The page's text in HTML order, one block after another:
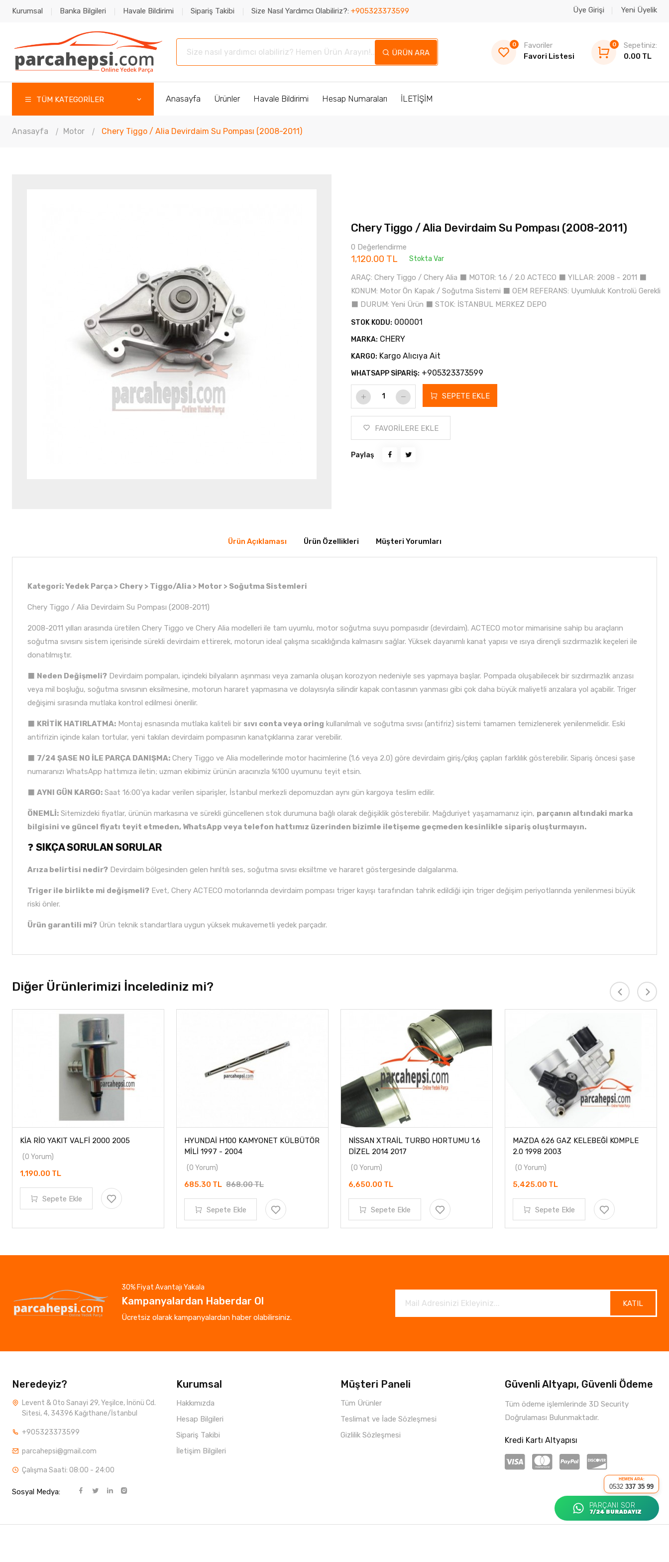
HEMEN ARA:
0532 337 35 99
PARÇANI SOR
7/24 BURADAYIZ
Kurumsal Banka Bilgileri Havale Bildirimi Sipariş Takibi Size Nasıl Yardımcı Olabiliriz?: +905323373599 Üye Girişi Yeni Üyelik
ÜRÜN ARA
0
Favoriler
Favori Listesi
0
Sepetiniz:
0.00 TL
TÜM KATEGORİLER Anasayfa Ürünler Havale Bildirimi Hesap Numaraları İLETİŞİM
Anasayfa Motor Chery Tiggo / Alia Devirdaim Su Pompası (2008-2011)
Chery Tiggo / Alia Devirdaim Su Pompası (2008-2011)
0 Değerlendirme
1,120.00 TL Stokta Var
ARAÇ: Chery Tiggo / Chery Alia ⬛ MOTOR: 1.6 / 2.0 ACTECO ⬛ YILLAR: 2008 - 2011 ⬛
KONUM: Motor Ön Kapak / Soğutma Sistemi ⬛ OEM REFERANS: Uyumluluk Kontrolü Gerekli
⬛ DURUM: Yeni Ürün ⬛ STOK: İSTANBUL MERKEZ DEPO
STOK KODU: 000001
MARKA: CHERY
KARGO: Kargo Alıcıya Ait
WHATSAPP SİPARİŞ: +905323373599
SEPETE EKLE
FAVORİLERE EKLE
Paylaş
Ürün Açıklaması Ürün Özellikleri Müşteri Yorumları
Kategori: Yedek Parça > Chery > Tiggo/Alia > Motor > Soğutma Sistemleri
Chery Tiggo / Alia Devirdaim Su Pompası (2008-2011)
2008-2011 yılları arasında üretilen Chery Tiggo ve Chery Alia modelleri ile tam uyumlu, motor soğutma suyu pompasıdır (devirdaim). ACTECO motor mimarisine sahip bu araçların
soğutma sıvısını sistem içerisinde sürekli devirdaim ettirerek, motorun ideal çalışma sıcaklığında kalmasını sağlar. Yüksek dayanımlı kanat yapısı ve ısıya dirençli sızdırmazlık keçeleri ile
donatılmıştır.
Neden Değişmeli? Devirdaim pompaları, içindeki bilyaların aşınması veya zamanla oluşan korozyon nedeniyle ses yapmaya başlar. Pompada oluşabilecek bir sızdırmazlık arızası
veya mil boşluğu, soğutma sıvısının eksilmesine, motorun hararet yapmasına ve dolayısıyla silindir kapak contasının yanması gibi çok daha büyük maliyetli arızalara yol açabilir. Triger
değişimi sırasında mutlaka kontrol edilmesi önerilir.
KRİTİK HATIRLATMA: Montaj esnasında mutlaka kaliteli bir sıvı conta veya oring kullanılmalı ve soğutma sıvısı (antifriz) sistemi tamamen temizlenerek yenilenmelidir. Eski
antifrizin içinde kalan tortular, yeni takılan devirdaim pompasının kanatçıklarına zarar verebilir.
7/24 ŞASE NO İLE PARÇA DANIŞMA: Chery Tiggo ve Alia modellerinde motor hacimlerine (1.6 veya 2.0) göre devirdaim giriş/çıkış çapları farklılık gösterebilir. Sipariş öncesi şase
numaranızı WhatsApp hattımıza iletin; uzman ekibimiz ürünün aracınızla %100 uyumunu teyit etsin.
AYNI GÜN KARGO: Saat 16:00'ya kadar verilen siparişler, İstanbul merkezli depomuzdan aynı gün kargoya teslim edilir.
ÖNEMLİ: Sitemizdeki fiyatlar, ürünün markasına ve sürekli güncellenen stok durumuna bağlı olarak değişiklik gösterebilir. Mağduriyet yaşamamanız için, parçanın altındaki marka
bilgisini ve güncel fiyatı teyit etmeden, WhatsApp veya telefon hattımız üzerinden bizimle iletişeme geçmeden kesinlikle sipariş oluşturmayın.
❓ SIKÇA SORULAN SORULAR
Arıza belirtisi nedir? Devirdaim bölgesinden gelen hırıltılı ses, soğutma sıvısı eksiltme ve hararet göstergesinde dalgalanma.
Triger ile birlikte mi değişmeli? Evet, Chery ACTECO motorlarında devirdaim pompası triger kayışı tarafından tahrik edildiği için triger değişim periyotlarında yenilenmesi büyük
riski önler.
Ürün garantili mi? Ürün teknik standartlara uygun yüksek mukavemetli yedek parçadır.
Diğer Ürünlerimizi İncelediniz mi?
KİA RİO YAKIT VALFİ 2000 2005
(0 Yorum)
1,190.00 TL
Sepete Ekle
HYUNDAİ H100 KAMYONET KÜLBÜTÖR
MİLİ 1997 - 2004
(0 Yorum)
685.30 TL 868.00 TL
Sepete Ekle
NİSSAN XTRAİL TURBO HORTUMU 1.6
DİZEL 2014 2017
(0 Yorum)
6,650.00 TL
Sepete Ekle
MAZDA 626 GAZ KELEBEĞİ KOMPLE
2.0 1998 2003
(0 Yorum)
5,425.00 TL
Sepete Ekle
30% Fiyat Avantajı Yakala
Kampanyalardan Haberdar Ol
Ücretsiz olarak kampanyalardan haber olabilirsiniz.
KATIL
Neredeyiz?
Levent & Oto Sanayi 29, Yeşilce, İnönü Cd.
Sitesi, 4, 34396 Kağıthane/İstanbul
+905323373599
parcahepsi@gmail.com
Çalışma Saati: 08:00 - 24:00
Sosyal Medya:
Kurumsal
Hakkımızda
Hesap Bilgileri
Sipariş Takibi
İletişim Bilgileri
Müşteri Paneli
Tüm Ürünler
Teslimat ve İade Sözleşmesi
Gizlilik Sözleşmesi
Güvenli Altyapı, Güvenli Ödeme
Tüm ödeme işlemlerinde 3D Security
Doğrulaması Bulunmaktadır.
Kredi Kartı Altyapısı